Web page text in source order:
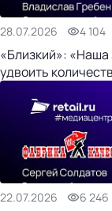
28.07.2026 4 104
«Близкий»: «Наша
удвоить
22.07.2026 6 246